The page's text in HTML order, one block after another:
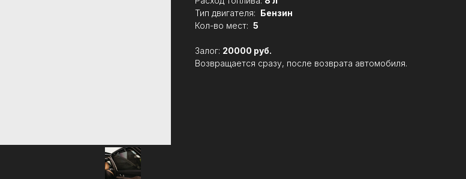
Тип двигателя: Бензин
Кол-во мест: 5
Залог: 20000 руб.
Возвращается сразу, после возврата автомобиля.